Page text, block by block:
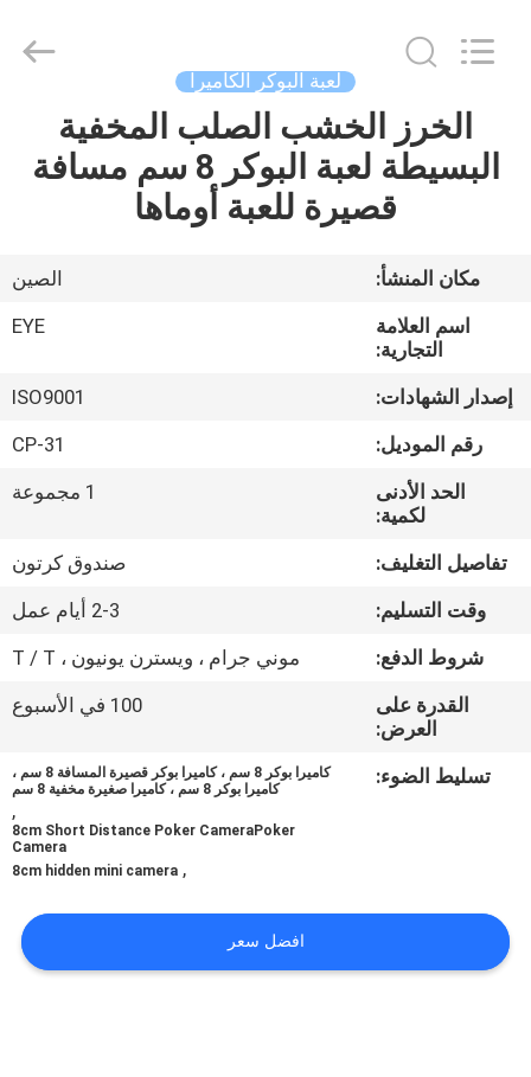
منزل
حول
جولة
المعمل
ضبط
الجودة
اتصل
طلب
الموقع
Center.
لعبة البوكر الكاميرا
الخرز الخشب الصلب المخفية
البسيطة لعبة البوكر 8 سم مسافة
قصيرة للعبة أوماها
مكان المنشأ:
الصين
اسم العلامة
التجارية:
EYE
إصدار الشهادات:
ISO9001
رقم الموديل:
CP-31
الحد الأدنى
لكمية:
1 مجموعة
تفاصيل التغليف:
صندوق كرتون
وقت التسليم:
2-3 أيام عمل
شروط الدفع:
موني جرام ، ويسترن يونيون ، T / T
القدرة على
العرض:
100 في الأسبوع
تسليط الضوء:
كاميرا بوكر 8 سم ، كاميرا بوكر قصيرة المسافة 8 سم ،
كاميرا بوكر 8 سم ، كاميرا صغيرة مخفية 8 سم
,
8cm Short Distance Poker CameraPoker
Camera
,
8cm hidden mini camera
افضل سعر